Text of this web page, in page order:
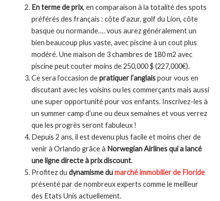
En terme de prix, en comparaison à la totalité des spots
préférés des français : côte d’azur, golf du Lion, côte
basque ou normande…. vous aurez généralement un
bien beaucoup plus vaste, avec piscine à un cout plus
modéré. Une maison de 3 chambres de 180 m2 avec
piscine peut couter moins de 250,000 $ (227,000€).
Ce sera l’occasion depratiquer l’anglaispour vous en
discutant avec les voisins ou les commerçants mais aussi
une super opportunité pour vos enfants. Inscrivez-les à
un summer camp d’une ou deux semaines et vous verrez
que les progrès seront fabuleux !
Depuis 2 ans, il est devenu plus facile et moins cher de
venir à Orlando grâce à Norwegian Airlines qui a lancé
une ligne directe à prix discount.
Profitez du dynamisme dumarché immobilier de Floride
présenté par de nombreux experts comme le meilleur
des Etats Unis actuellement.